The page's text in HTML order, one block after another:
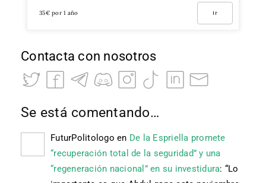
35€ por 1 año Ir
Contacta con nosotros
Se está comentando…
FuturPolitologo en De la Espriella promete
“recuperación total de la seguridad” y una
“regeneración nacional” en su investidura: “Lo